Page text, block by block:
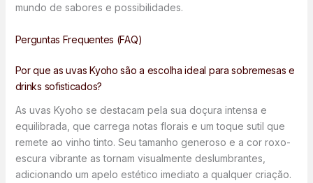
mundo de sabores e possibilidades.
Perguntas Frequentes (FAQ)
Por que as uvas Kyoho são a escolha ideal para sobremesas e
drinks sofisticados?
As uvas Kyoho se destacam pela sua doçura intensa e
equilibrada, que carrega notas florais e um toque sutil que
remete ao vinho tinto. Seu tamanho generoso e a cor roxo-
escura vibrante as tornam visualmente deslumbrantes,
adicionando um apelo estético imediato a qualquer criação.